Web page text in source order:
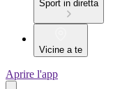
Sport in diretta
Vicine a te
Aprire l'app